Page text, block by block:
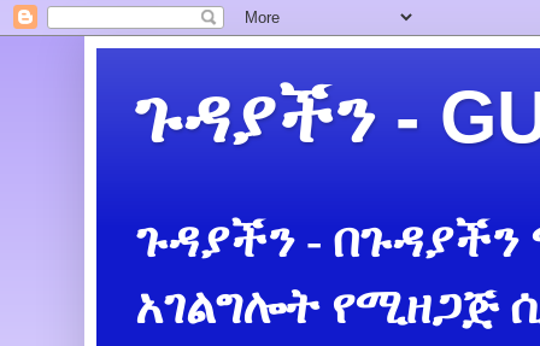
ጉዳያችን -
ጉዳያችን -
አገልግሎት የሚዘጋጅ